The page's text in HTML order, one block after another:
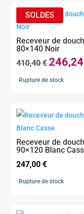
Receveur de
80×140 Noir
410,40€Le
prix
410,40 €.
246,24
Rupture de stock
Receveur de
90×120 Blanc
247,00€
Rupture de stock